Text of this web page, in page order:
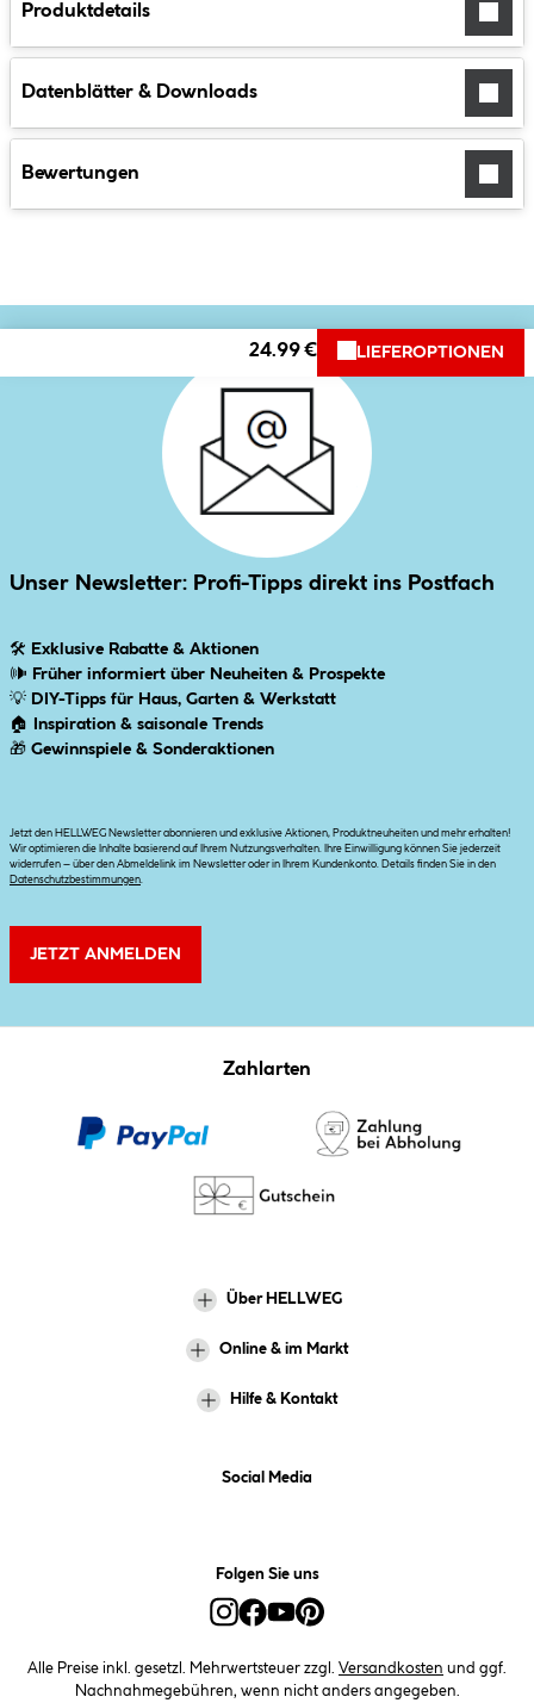
Produktdetails
Datenblätter & Downloads
Bewertungen
24.99 € LIEFEROPTIONEN
Unser Newsletter: Profi-Tipps direkt ins Postfach
🛠 Exklusive Rabatte & Aktionen
🕪 Früher informiert über Neuheiten & Prospekte
💡 DIY-Tipps für Haus, Garten & Werkstatt
🏠
Inspiration & saisonale Trends
🎁 Gewinnspiele & Sonderaktionen
Jetzt den HELLWEG Newsletter abonnieren und exklusive Aktionen, Produktneuheiten und mehr erhalten!
Wir optimieren die Inhalte basierend auf Ihrem Nutzungsverhalten. Ihre Einwilligung können Sie jederzeit
widerrufen – über den Abmeldelink im Newsletter oder in Ihrem Kundenkonto. Details finden Sie in den
Datenschutzbestimmungen
JETZT ANMELDEN
Zahlarten
Über HELLWEG
Online & im Markt
Hilfe & Kontakt
Social Media
Folgen Sie uns
Alle Preise inkl. gesetzl. Mehrwertsteuer zzgl. Versandkosten und ggf.
Nachnahmegebühren, wenn nicht anders angegeben.